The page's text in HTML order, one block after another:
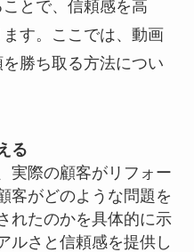
とで、信頼感を高
す。ここでは、動画
勝ち取る方法につい
る
実際の顧客がリフォー
客がどのような問題を
れたのかを具体的に示
ルさと信頼感を提供し